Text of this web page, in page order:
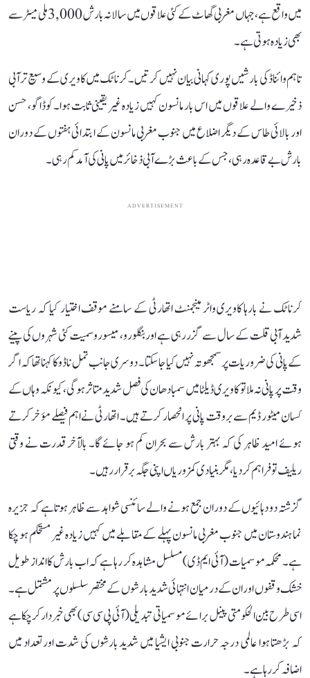
میں واقع ہے، جہاں مغربی گھاٹ کے کئی علاقوں میں سالانہ بارش 3,000 ملی میٹر سے
بھی زیادہ ہوتی ہے۔
تاہم وائناڈ کی بارشیں پوری کہانی بیان نہیں کرتیں۔ کرناٹک میں کاویری کے وسیع تر آبی
ذخیرے والے علاقوں میں اس بار مانسون کہیں زیادہ غیر یقینی ثابت ہوا۔ کوڈاگو، حسن
اور بالائی طاس کے دیگر اضلاع میں جنوب مغربی مانسون کے ابتدائی ہفتوں کے دوران
بارش بے قاعدہ رہی، جس کے باعث بڑے آبی ذخائر میں پانی کی آمد کم رہی۔
ADVERTISEMENT
کرناٹک نے بارہا کاویری واٹر مینجمنٹ اتھارٹی کے سامنے موقف اختیار کیا کہ ریاست
شدید آبی قلت کے سال سے گزر رہی ہے اور بنگلورو، میسورو سمیت کئی شہروں کی پینے
کے پانی کی ضروریات پر سمجھوتہ نہیں کیا جا سکتا۔ دوسری جانب تمل ناڈو کا کہنا تھا کہ اگر
وقت پر پانی نہ ملا تو کاویری ڈیلٹا میں سمبا دھان کی فصل شدید متاثر ہوگی، کیونکہ وہاں کے
کسان میٹور ڈیم سے بروقت پانی پر انحصار کرتے ہیں۔ اتھارٹی نے اہم فیصلے مؤخر کرتے
ہوئے امید ظاہر کی کہ بہتر بارش سے بحران کم ہو جائے گا۔ بالآخر قدرت نے وقتی
ریلیف تو فراہم کر دیا، مگر بنیادی کمزوریاں اپنی جگہ برقرار رہیں۔
گزشتہ دو دہائیوں کے دوران جمع ہونے والے سائنسی شواہد سے ظاہر ہوتا ہے کہ جزیرہ
نما ہندوستان میں جنوب مغربی مانسون پہلے کے مقابلے میں کہیں زیادہ غیر مستحکم ہو چکا
ہے۔ محکمہ موسمیات (آئی ایم ڈی) مسلسل مشاہدہ کر رہا ہے کہ اب بارش کا انداز طویل
خشک وقفوں اور ان کے درمیان انتہائی شدید بارشوں کے مختصر سلسلوں پر مشتمل ہے۔
اسی طرح بین الحکومتی پینل برائے موسمیاتی تبدیلی (آئی پی سی سی) بھی خبردار کر چکا ہے
کہ بڑھتا ہوا عالمی درجہ حرارت جنوبی ایشیا میں شدید بارشوں کی شدت اور تعداد میں
اضافہ کر رہا ہے۔